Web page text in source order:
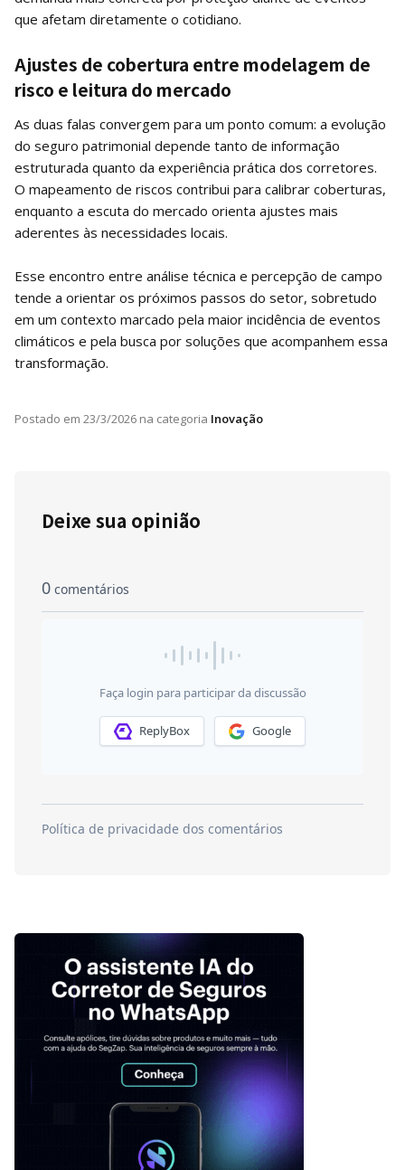
que afetam diretamente o cotidiano.
Ajustes de cobertura entre modelagem de
risco e leitura do mercado
As duas falas convergem para um ponto comum: a evolução
do seguro patrimonial depende tanto de informação
estruturada quanto da experiência prática dos corretores.
O mapeamento de riscos contribui para calibrar coberturas,
enquanto a escuta do mercado orienta ajustes mais
aderentes às necessidades locais.
Esse encontro entre análise técnica e percepção de campo
tende a orientar os próximos passos do setor, sobretudo
em um contexto marcado pela maior incidência de eventos
climáticos e pela busca por soluções que acompanhem essa
transformação.
Postado em 23/3/2026 na categoria Inovação
Deixe sua opinião